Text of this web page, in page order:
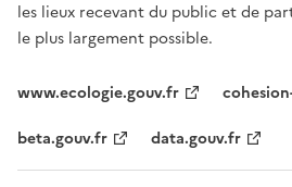
les lieux recevant du public et de
le plus largement possible.
www.ecologie.gouv.fr
beta.gouv.fr
data.gouv.fr